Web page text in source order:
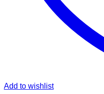
Add to wishlist